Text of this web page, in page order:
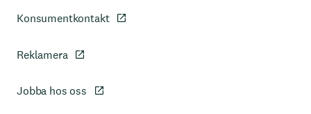
Konsumentkontakt
Reklamera
Jobba hos oss